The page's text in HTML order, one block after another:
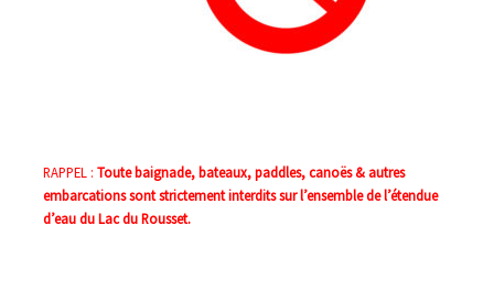
RAPPEL : Toute baignade, bateaux, paddles, canoës & autres
embarcations sont strictement interdits sur l’ensemble de l’étendue
d’eau du Lac du Rousset.